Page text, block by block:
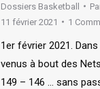
Dossiers Basketball
11 février 2021
1
1er février 2021.
venus à bout des
149 – 146 … sans